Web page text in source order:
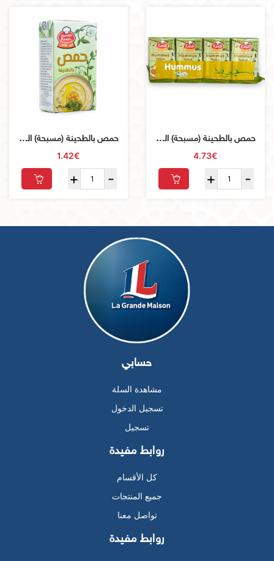
حمص بالطحينة (مسبحة) الكسيح 4X135g
4.73€
حمص بالطحينة (مسبحة) الكسيح -135 غرام
1.42€
حسابي
مشاهدة السلة
تسجيل الدخول
تسجيل
روابط مفيدة
كل الأقسام
جميع المنتجات
تواصل معنا
روابط مفيدة